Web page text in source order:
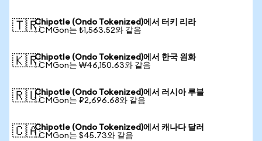
🇹🇷Chipotle (Ondo Tokenized)에서 터키 리라
1 CMGon는 ₺1,563.52와 같음
🇰🇷Chipotle (Ondo Tokenized)에서 한국 원화
1 CMGon는 ₩46,150.63와 같음
🇷🇺Chipotle (Ondo Tokenized)에서 러시아 루블
1 CMGon는 ₽2,696.68와 같음
🇨🇦Chipotle (Ondo Tokenized)에서 캐나다 달러
1 CMGon는 $45.73와 같음